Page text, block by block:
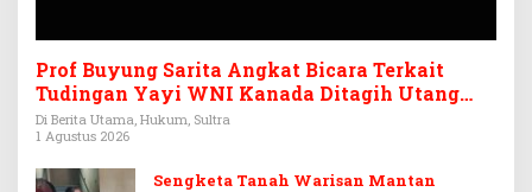
Prof Buyung Sarita Angkat Bicara Terkait
Tudingan Yayi WNI Kanada Ditagih Utang
Rp3,6 Miliar
Di Berita Utama, Hukum, Sultra
1 Agustus 2026
Sengketa Tanah Warisan Mantan